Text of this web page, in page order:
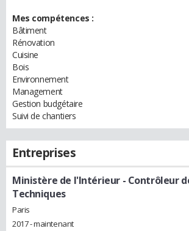
Mes compétences :
Bâtiment
Rénovation
Cuisine
Bois
Environnement
Management
Gestion budgétaire
Suivi de chantiers
Entreprises
Ministère de l'Intérieur- Contrôleur
Techniques
Paris
2017 - maintenant